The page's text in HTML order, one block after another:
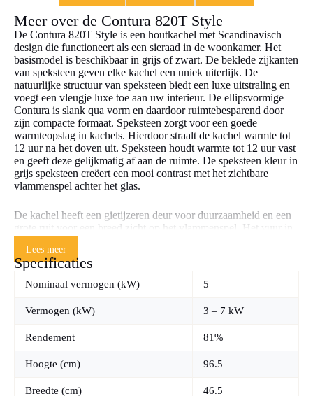
Meer over de Contura 820T Style
De Contura 820T Style is een houtkachel met Scandinavisch
design die functioneert als een sieraad in de woonkamer. Het
basismodel is beschikbaar in grijs of zwart. De beklede zijkanten
van speksteen geven elke kachel een uniek uiterlijk. De
natuurlijke structuur van speksteen biedt een luxe uitstraling en
voegt een vleugje luxe toe aan uw interieur. De ellipsvormige
Contura is slank qua vorm en daardoor ruimtebesparend door
zijn compacte formaat. Speksteen zorgt voor een goede
warmteopslag in kachels. Hierdoor straalt de kachel warmte tot
12 uur na het doven uit. Speksteen houdt warmte tot 12 uur vast
en geeft deze gelijkmatig af aan de ruimte. De speksteen kleur in
grijs speksteen creëert een mooi contrast met het zichtbare
vlammenspel achter het glas.
De kachel heeft een gietijzeren deur voor duurzaamheid en een
grote ruit voor een breed zicht op het vlammenspel. Het vuur in
technologie houdt de ruit langer schoon, zodat u optimaal van
het vuur kunt genieten. Het Clean Burning System zorgt voor
efficiënte verbranding en lagere emissies. De Contura 820T
heeft een rendement van 81%, waardoor het overgrote deel van
kachel kan maximaal 33 cm lang stookhout bevatten. De
bovenaansluiting en achteraansluiting. Hierdoor past de
situaties. De kachel heeft een gewicht van 125 kg en vereist een
Lees meer
Specificaties
Nominaal vermogen (kW) 5
Vermogen (kW) 3 – 7 kW
Rendement 81%
Hoogte (cm) 96.5
Breedte (cm) 46.5